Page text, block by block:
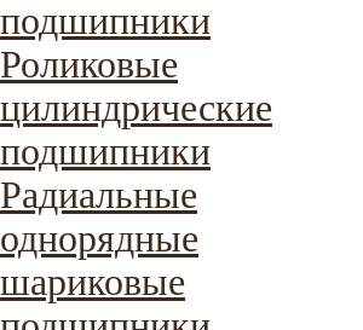
подшипники
Роликовые
цилиндрические
подшипники
Радиальные
однорядные
шариковые